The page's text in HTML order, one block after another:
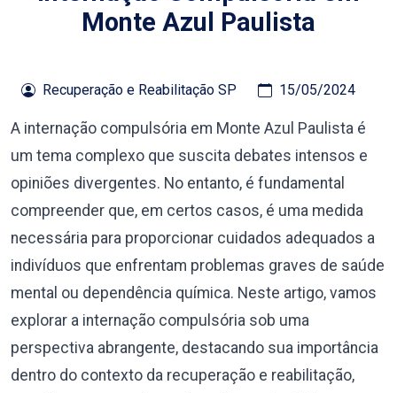
Monte Azul Paulista
Recuperação e Reabilitação SP 15/05/2024
A internação compulsória em Monte Azul Paulista é
um tema complexo que suscita debates intensos e
opiniões divergentes. No entanto, é fundamental
compreender que, em certos casos, é uma medida
necessária para proporcionar cuidados adequados a
indivíduos que enfrentam problemas graves de saúde
mental ou dependência química. Neste artigo, vamos
explorar a internação compulsória sob uma
perspectiva abrangente, destacando sua importância
dentro do contexto da recuperação e reabilitação,